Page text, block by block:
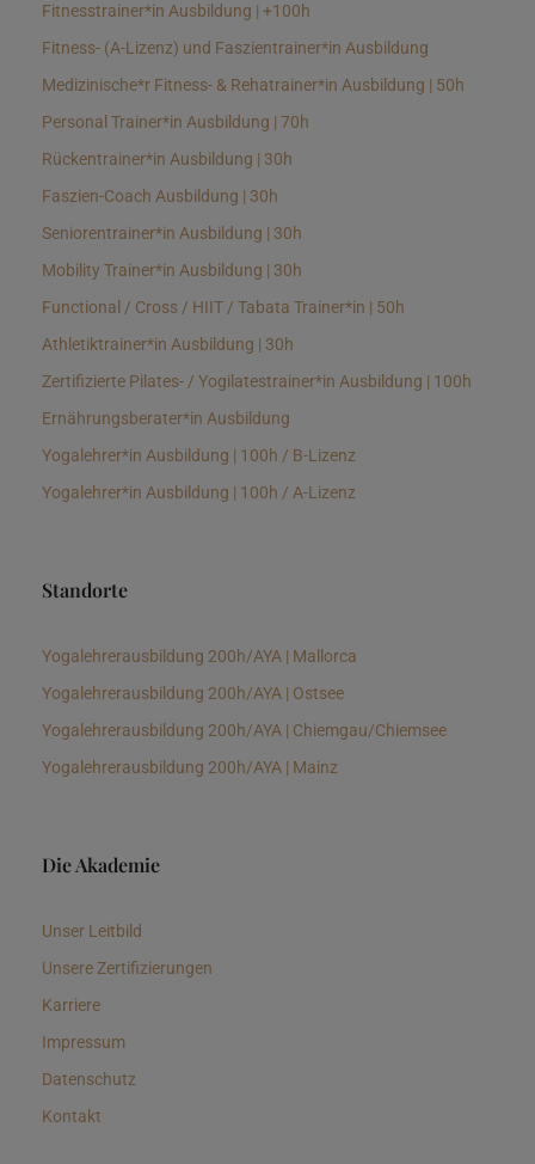
Fitnesstrainer*in Ausbildung | +100h
Fitness- (A-Lizenz) und Faszientrainer*in Ausbildung
Medizinische*r Fitness- & Rehatrainer*in Ausbildung | 50h
Personal Trainer*in Ausbildung | 70h
Rückentrainer*in Ausbildung | 30h
Faszien-Coach Ausbildung | 30h
Seniorentrainer*in Ausbildung | 30h
Mobility Trainer*in Ausbildung | 30h
Functional / Cross / HIIT / Tabata Trainer*in | 50h
Athletiktrainer*in Ausbildung | 30h
Zertifizierte Pilates- / Yogilatestrainer*in Ausbildung | 100h
Ernährungsberater*in Ausbildung
Yogalehrer*in Ausbildung | 100h / B-Lizenz
Yogalehrer*in Ausbildung | 100h / A-Lizenz
Standorte
Yogalehrerausbildung 200h/AYA | Mallorca
Yogalehrerausbildung 200h/AYA | Ostsee
Yogalehrerausbildung 200h/AYA | Chiemgau/Chiemsee
Yogalehrerausbildung 200h/AYA | Mainz
Die Akademie
Unser Leitbild
Unsere Zertifizierungen
Karriere
Impressum
Datenschutz
Kontakt